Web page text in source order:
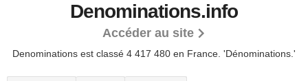
Denominations.info
Accéder au site
Denominations est classé 4 417 480 en France. 'Dénominations.'